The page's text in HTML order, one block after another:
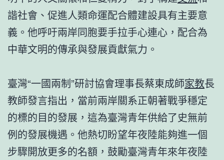
諧社會、促進人類命運配合體建設具有主要意
義。他呼吁兩岸同胞要手拉手心連心，配合為
中華文明的傳承與發展貢獻氣力。
臺灣“一國兩制”研討協會理事長蔡東成師家教長
教師發言指出，當前兩岸關系正朝著戰爭穩定
的標的目的發展，這為臺灣青年供給了史無前
例的發展機遇。他熱切盼望年夜陸能夠進一個
步驟開放更多的名額，鼓勵臺灣青年來年夜陸